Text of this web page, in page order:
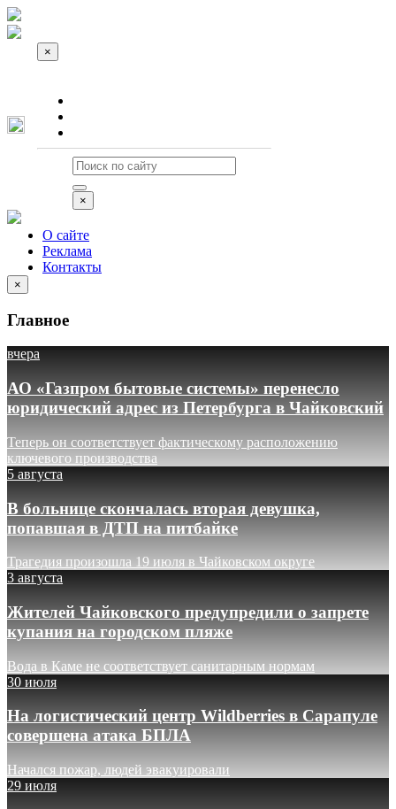
×
×
О сайте
Реклама
Контакты
×
Главное
вчера
АО «Газпром бытовые системы» перенесло
юридический адрес из Петербурга в Чайковский
Теперь он соответствует фактическому расположению
ключевого производства
5 августа
В больнице скончалась вторая девушка,
попавшая в ДТП на питбайке
Трагедия произошла 19 июля в Чайковском округе
3 августа
Жителей Чайковского предупредили о запрете
купания на городском пляже
Вода в Каме не соответствует санитарным нормам
30 июля
На логистический центр Wildberries в Сарапуле
совершена атака БПЛА
Начался пожар, людей эвакуировали
29 июля